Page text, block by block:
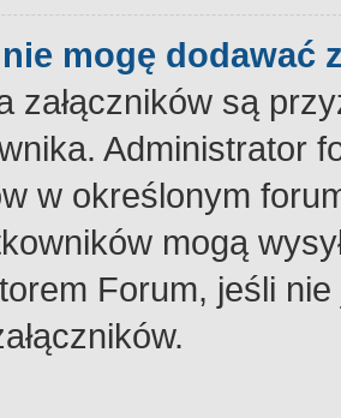
mogę dodawać
załączników są
Administrator
w określonym
mogą
Forum, jeśli